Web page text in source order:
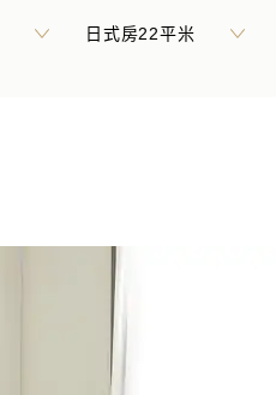
日式房22平米